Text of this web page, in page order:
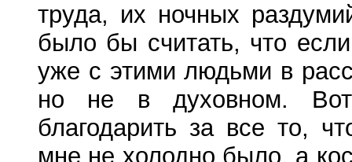
труда, их ночных
было бы считать, что
уже с этими людьми в
но не в духовном.
благодарить за все то,
мне не холодно было, а